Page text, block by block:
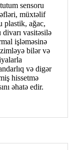
sensoru
müxtəlif
plastik, ağac,
vasitəsilə
işləməsinə
bilər və
və digər
hissetmə
əhatə edir.